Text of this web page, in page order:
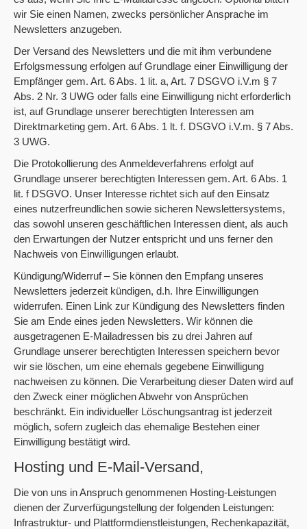
wir Sie einen Namen, zwecks persönlicher Ansprache im
Newsletters anzugeben.
Der Versand des Newsletters und die mit ihm verbundene
Erfolgsmessung erfolgen auf Grundlage einer Einwilligung der
Empfänger gem. Art. 6 Abs. 1 lit. a, Art. 7 DSGVO i.V.m § 7
Abs. 2 Nr. 3 UWG oder falls eine Einwilligung nicht erforderlich
ist, auf Grundlage unserer berechtigten Interessen am
Direktmarketing gem. Art. 6 Abs. 1 lt. f. DSGVO i.V.m. § 7 Abs.
3 UWG.
Die Protokollierung des Anmeldeverfahrens erfolgt auf
Grundlage unserer berechtigten Interessen gem. Art. 6 Abs. 1
lit. f DSGVO. Unser Interesse richtet sich auf den Einsatz
eines nutzerfreundlichen sowie sicheren Newslettersystems,
das sowohl unseren geschäftlichen Interessen dient, als auch
den Erwartungen der Nutzer entspricht und uns ferner den
Nachweis von Einwilligungen erlaubt.
Kündigung/Widerruf – Sie können den Empfang unseres
Newsletters jederzeit kündigen, d.h. Ihre Einwilligungen
widerrufen. Einen Link zur Kündigung des Newsletters finden
Sie am Ende eines jeden Newsletters. Wir können die
ausgetragenen E-Mailadressen bis zu drei Jahren auf
Grundlage unserer berechtigten Interessen speichern bevor
wir sie löschen, um eine ehemals gegebene Einwilligung
nachweisen zu können. Die Verarbeitung dieser Daten wird auf
den Zweck einer möglichen Abwehr von Ansprüchen
beschränkt. Ein individueller Löschungsantrag ist jederzeit
möglich, sofern zugleich das ehemalige Bestehen einer
Einwilligung bestätigt wird.
Hosting und E-Mail-Versand,
Die von uns in Anspruch genommenen Hosting-Leistungen
dienen der Zurverfügungstellung der folgenden Leistungen:
Infrastruktur- und Plattformdienstleistungen, Rechenkapazität,